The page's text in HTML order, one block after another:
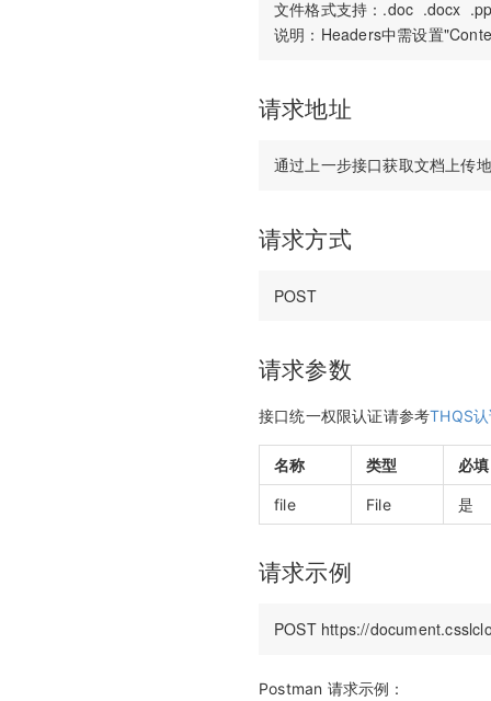
文件格式支持：.doc  .docx
请求地址
请求方式
请求参数
接口统一权限认证请参考THQS
名称 类型 必填
file File 是
请求示例
Postman 请求示例：